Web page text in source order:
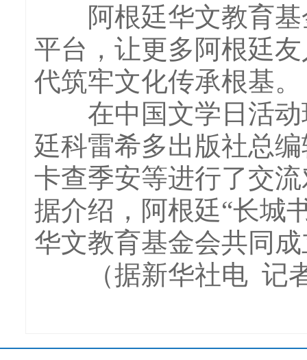
阿根廷华文教育基
平台，让更多阿根廷
代筑牢文化传承根基。
在中国文学日活动
廷科雷希多出版社总
卡查季安等进行了交
据介绍，阿根廷“长城
华文教育基金会共同
（据新华社电 记者